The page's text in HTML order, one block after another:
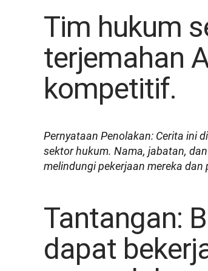
Tim hukum
terjemahan
kompetitif.
Pernyataan Penolakan: Cerita ini
sektor hukum. Nama, jabatan,
melindungi pekerjaan mereka
Tantangan:
dapat